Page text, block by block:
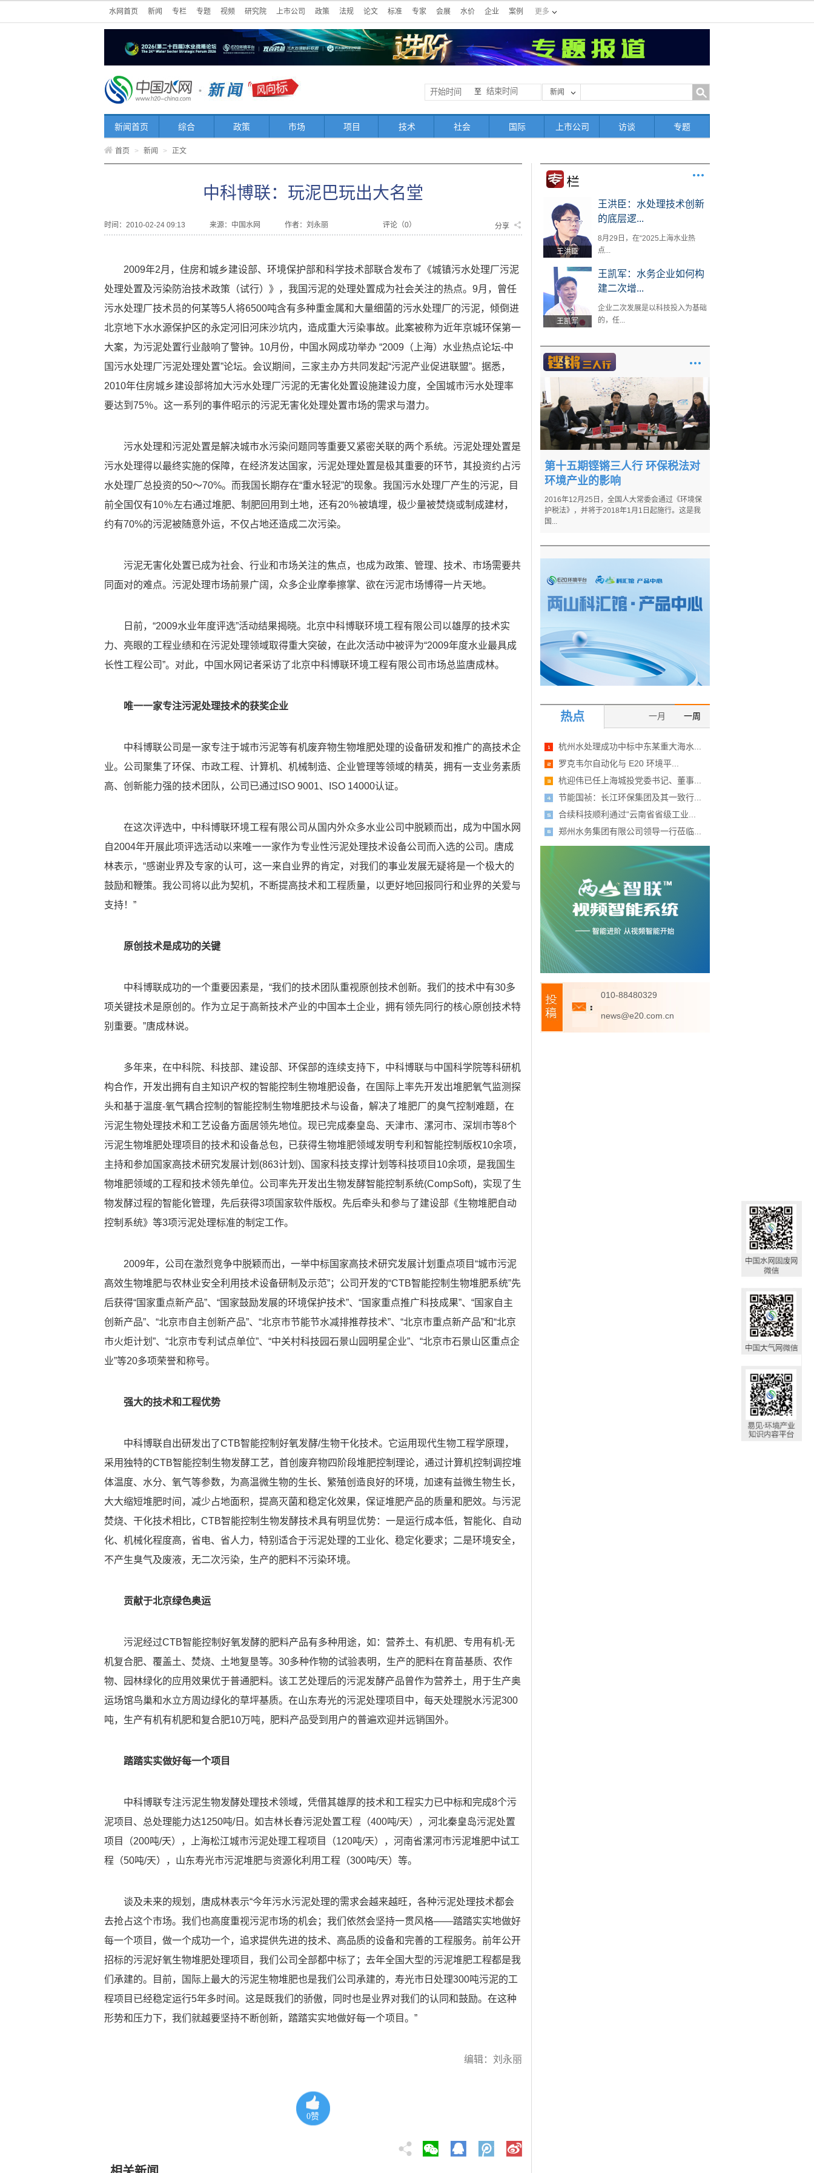
水网首页 新闻 专栏 专题 视频 研究院 上市公司 政策 法规 论文 标准 专家 会展 水价 企业 案例 更多
至 新闻
新闻首页 综合 政策 市场 项目 技术 社会 国际 上市公司 访谈 专题
首页 > 新闻 > 正文
中科博联：玩泥巴玩出大名堂
时间：2010-02-24 09:13 来源： 中国水网 作者：刘永丽 评论（0） 分享
2009年2月，住房和城乡建设部、环境保护部和科学技术部联合发布了《城镇污水处理厂污泥
处理处置及污染防治技术政策（试行）》，我国污泥的处理处置成为社会关注的热点。9月，曾任
污水处理厂技术员的何某等5人将6500吨含有多种重金属和大量细菌的污水处理厂的污泥，倾倒进
北京地下水水源保护区的永定河旧河床沙坑内，造成重大污染事故。此案被称为近年京城环保第一
大案，为污泥处置行业敲响了警钟。10月份，中国水网成功举办 “2009（上海）水业热点论坛-中
国污水处理厂污泥处理处置”论坛。会议期间，三家主办方共同发起“污泥产业促进联盟”。据悉，
2010年住房城乡建设部将加大污水处理厂污泥的无害化处置设施建设力度，全国城市污水处理率
要达到75％。这一系列的事件昭示的污泥无害化处理处置市场的需求与潜力。
污水处理和污泥处置是解决城市水污染问题同等重要又紧密关联的两个系统。污泥处理处置是
污水处理得以最终实施的保障，在经济发达国家，污泥处理处置是极其重要的环节，其投资约占污
水处理厂总投资的50～70%。而我国长期存在“重水轻泥”的现象。我国污水处理厂产生的污泥，目
前全国仅有10％左右通过堆肥、制肥回用到土地，还有20％被填埋，极少量被焚烧或制成建材，
约有70%的污泥被随意外运，不仅占地还造成二次污染。
污泥无害化处置已成为社会、行业和市场关注的焦点，也成为政策、管理、技术、市场需要共
同面对的难点。污泥处理市场前景广阔，众多企业摩拳擦掌、欲在污泥市场博得一片天地。
日前，“2009水业年度评选”活动结果揭晓。北京中科博联环境工程有限公司以雄厚的技术实
力、亮眼的工程业绩和在污泥处理领域取得重大突破，在此次活动中被评为“2009年度水业最具成
长性工程公司”。对此，中国水网记者采访了北京中科博联环境工程有限公司市场总监唐成林。
唯一一家专注污泥处理技术的获奖企业
中科博联公司是一家专注于城市污泥等有机废弃物生物堆肥处理的设备研发和推广的高技术企
业。公司聚集了环保、市政工程、计算机、机械制造、企业管理等领域的精英，拥有一支业务素质
高、创新能力强的技术团队，公司已通过ISO 9001、ISO 14000认证。
在这次评选中，中科博联环境工程有限公司从国内外众多水业公司中脱颖而出，成为中国水网
自2004年开展此项评选活动以来唯一一家作为专业性污泥处理技术设备公司而入选的公司。唐成
林表示，“感谢业界及专家的认可，这一来自业界的肯定，对我们的事业发展无疑将是一个极大的
鼓励和鞭策。我公司将以此为契机，不断提高技术和工程质量，以更好地回报同行和业界的关爱与
支持！”
原创技术是成功的关键
中科博联成功的一个重要因素是，“我们的技术团队重视原创技术创新。我们的技术中有30多
项关键技术是原创的。作为立足于高新技术产业的中国本土企业，拥有领先同行的核心原创技术特
别重要。”唐成林说。
多年来，在中科院、科技部、建设部、环保部的连续支持下，中科博联与中国科学院等科研机
构合作，开发出拥有自主知识产权的智能控制生物堆肥设备，在国际上率先开发出堆肥氧气监测探
头和基于温度-氧气耦合控制的智能控制生物堆肥技术与设备，解决了堆肥厂的臭气控制难题，在
污泥生物处理技术和工艺设备方面居领先地位。现已完成秦皇岛、天津市、漯河市、深圳市等8个
污泥生物堆肥处理项目的技术和设备总包，已获得生物堆肥领域发明专利和智能控制版权10余项，
主持和参加国家高技术研究发展计划(863计划)、国家科技支撑计划等科技项目10余项，是我国生
物堆肥领域的工程和技术领先单位。公司率先开发出生物发酵智能控制系统(CompSoft)，实现了生
物发酵过程的智能化管理，先后获得3项国家软件版权。先后牵头和参与了建设部《生物堆肥自动
控制系统》等3项污泥处理标准的制定工作。
2009年，公司在激烈竞争中脱颖而出，一举中标国家高技术研究发展计划重点项目“城市污泥
高效生物堆肥与农林业安全利用技术设备研制及示范”；公司开发的“CTB智能控制生物堆肥系统”先
后获得“国家重点新产品”、“国家鼓励发展的环境保护技术”、“国家重点推广科技成果”、“国家自主
创新产品”、“北京市自主创新产品”、“北京市节能节水减排推荐技术”、“北京市重点新产品”和“北京
市火炬计划”、“北京市专利试点单位”、“中关村科技园石景山园明星企业”、“北京市石景山区重点企
业”等20多项荣誉和称号。
强大的技术和工程优势
中科博联自出研发出了CTB智能控制好氧发酵/生物干化技术。它运用现代生物工程学原理，
采用独特的CTB智能控制生物发酵工艺，首创废弃物四阶段堆肥控制理论，通过计算机控制调控堆
体温度、水分、氧气等参数，为高温微生物的生长、繁殖创造良好的环境，加速有益微生物生长，
大大缩短堆肥时间，减少占地面积，提高灭菌和稳定化效果，保证堆肥产品的质量和肥效。与污泥
焚烧、干化技术相比，CTB智能控制生物发酵技术具有明显优势：一是运行成本低，智能化、自动
化、机械化程度高，省电、省人力，特别适合于污泥处理的工业化、稳定化要求；二是环境安全，
不产生臭气及废液，无二次污染，生产的肥料不污染环境。
贡献于北京绿色奥运
污泥经过CTB智能控制好氧发酵的肥料产品有多种用途，如：营养土、有机肥、专用有机-无
机复合肥、覆盖土、焚烧、土地复垦等。30多种作物的试验表明，生产的肥料在育苗基质、农作
物、园林绿化的应用效果优于普通肥料。该工艺处理后的污泥发酵产品曾作为营养土，用于生产奥
运场馆鸟巢和水立方周边绿化的草坪基质。在山东寿光的污泥处理项目中，每天处理脱水污泥300
吨，生产有机有机肥和复合肥10万吨，肥料产品受到用户的普遍欢迎并远销国外。
踏踏实实做好每一个项目
中科博联专注污泥生物发酵处理技术领域，凭借其雄厚的技术和工程实力已中标和完成8个污
泥项目、总处理能力达1250吨/日。如吉林长春污泥处置工程（400吨/天），河北秦皇岛污泥处置
项目（200吨/天），上海松江城市污泥处理工程项目（120吨/天），河南省漯河市污泥堆肥中试工
程（50吨/天），山东寿光市污泥堆肥与资源化利用工程（300吨/天）等。
谈及未来的规划，唐成林表示“今年污水污泥处理的需求会越来越旺，各种污泥处理技术都会
去抢占这个市场。我们也高度重视污泥市场的机会；我们依然会坚持一贯风格——踏踏实实地做好
每一个项目，做一个成功一个，追求提供先进的技术、高品质的设备和完善的工程服务。前年公开
招标的污泥好氧生物堆肥处理项目，我们公司全部都中标了；去年全国大型的污泥堆肥工程都是我
们承建的。目前，国际上最大的污泥生物堆肥也是我们公司承建的，寿光市日处理300吨污泥的工
程项目已经稳定运行5年多时间。这是既我们的骄傲，同时也是业界对我们的认同和鼓励。在这种
形势和压力下，我们就越要坚持不断创新，踏踏实实地做好每一个项目。”
编辑：刘永丽
0赞
王洪臣
王洪臣：水处理技术创新
的底层逻...
8月29日，在“2025上海水业热
点...
王凯军
王凯军：水务企业如何构
建二次增...
企业二次发展是以科技投入为基础
的，任...
第十五期铿锵三人行 环保税法对
环境产业的影响
2016年12月25日，全国人大常委会通过《环境保
护税法》，并将于2018年1月1日起施行。这是我
国...
热点 一周
一月
杭州水处理成功中标中东某重大海水...
罗克韦尔自动化与 E20 环境平...
杭迎伟已任上海城投党委书记、董事...
节能国祯：长江环保集团及其一致行...
合续科技顺利通过“云南省省级工业...
郑州水务集团有限公司领导一行莅临...
010-88480329
news@e20.com.cn